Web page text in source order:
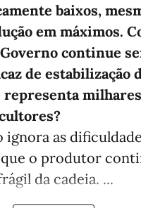
baixos,
em máximos.
continue
de estabilização
representa
ignora as
o produtor
da cadeia. ...